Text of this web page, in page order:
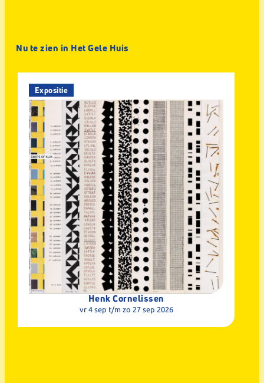
Nu te zien in Het Gele Huis
Expositie
Henk Cornelissen
vr 4 sep t/m zo 27 sep 2026